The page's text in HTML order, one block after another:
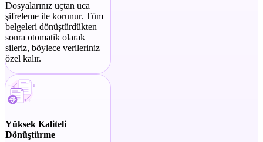
Dosyalarınız uçtan uca
şifreleme ile korunur. Tüm
belgeleri dönüştürdükten
sonra otomatik olarak
sileriz, böylece verileriniz
özel kalır.
Yüksek Kaliteli
Dönüştürme